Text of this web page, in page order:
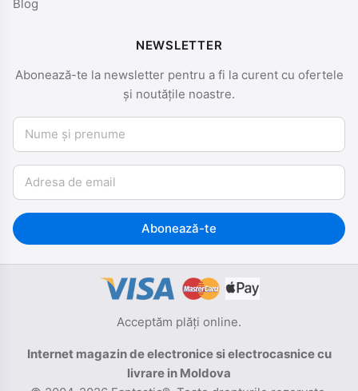
Blog
NEWSLETTER
Abonează-te la newsletter pentru a fi la curent cu ofertele
și noutățile noastre.
Nume și prenume
Email
Abonează-te
Acceptăm plăți online.
Internet magazin de electronice si electrocasnice cu
livrare in Moldova